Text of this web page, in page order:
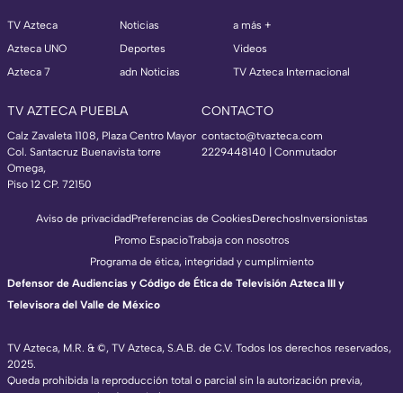
TV Azteca
Azteca UNO
Azteca 7
Noticias
Deportes
adn Noticias
a más +
Videos
TV Azteca Internacional
TV AZTECA PUEBLA
Calz Zavaleta 1108, Plaza Centro Mayor
Col. Santacruz Buenavista torre
Omega,
Piso 12 CP. 72150
CONTACTO
contacto@tvazteca.com
2229448140 | Conmutador
TV Azteca, M.R. & ©, TV Azteca, S.A.B. de C.V. Todos los derechos reservados,
2025.
Queda prohibida la reproducción total o parcial sin la autorización previa,
Aviso de privacidadPreferencias de CookiesDerechosInversionistas
Promo EspacioTrabaja con nosotros
Programa de ética, integridad y cumplimiento
Defensor de Audiencias y Código de Ética de Televisión Azteca III y
Televisora del Valle de México